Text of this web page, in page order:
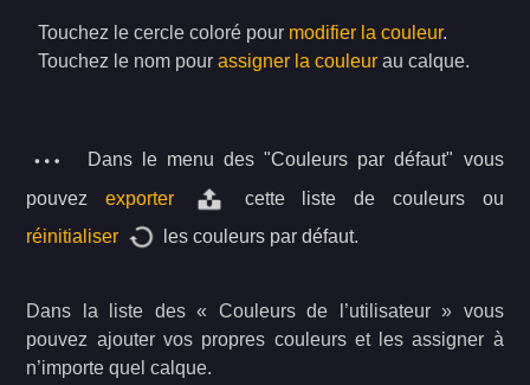
Touchez le cercle coloré pour modifier la couleur.
Touchez le nom pourassigner la couleur au calque.
Dans le menu des "Couleurs par défaut" vous
pouvezexporter
cette liste de couleurs ou
réinitialiser
les couleurs par défaut.
Dans la liste des « Couleurs de l’utilisateur » vous
pouvez ajouter vos propres couleurs et les assigner à
n’importe quel calque.